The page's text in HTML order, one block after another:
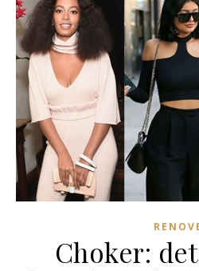
Choker: